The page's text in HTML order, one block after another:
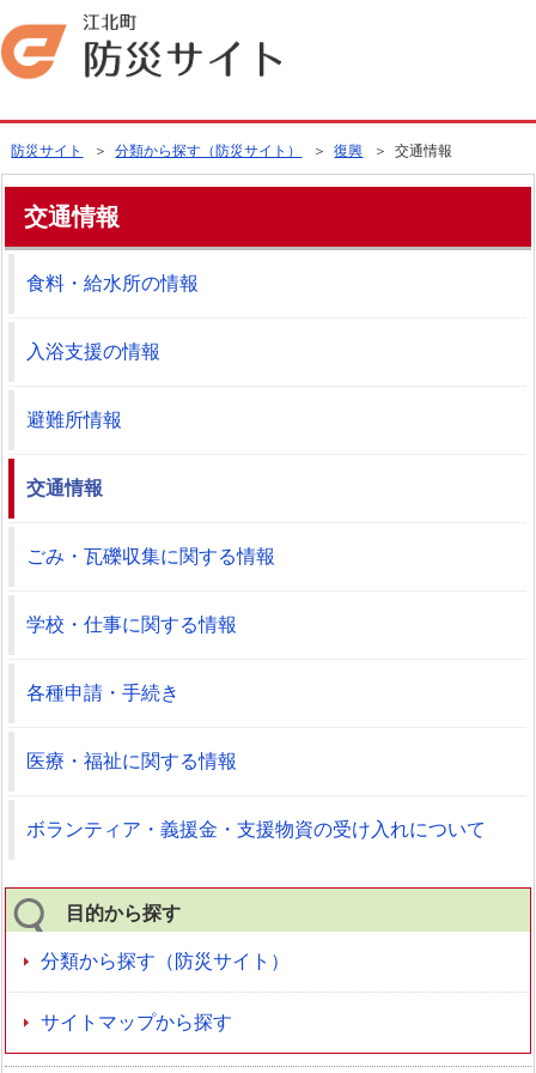
防災サイト ＞分類から探す（防災サイト） ＞復興 ＞ 交通情報
交通情報
食料・給水所の情報
入浴支援の情報
避難所情報
交通情報
ごみ・瓦礫収集に関する情報
学校・仕事に関する情報
各種申請・手続き
医療・福祉に関する情報
ボランティア・義援金・支援物資の受け入れについて
目的から探す
分類から探す（防災サイト）
サイトマップから探す